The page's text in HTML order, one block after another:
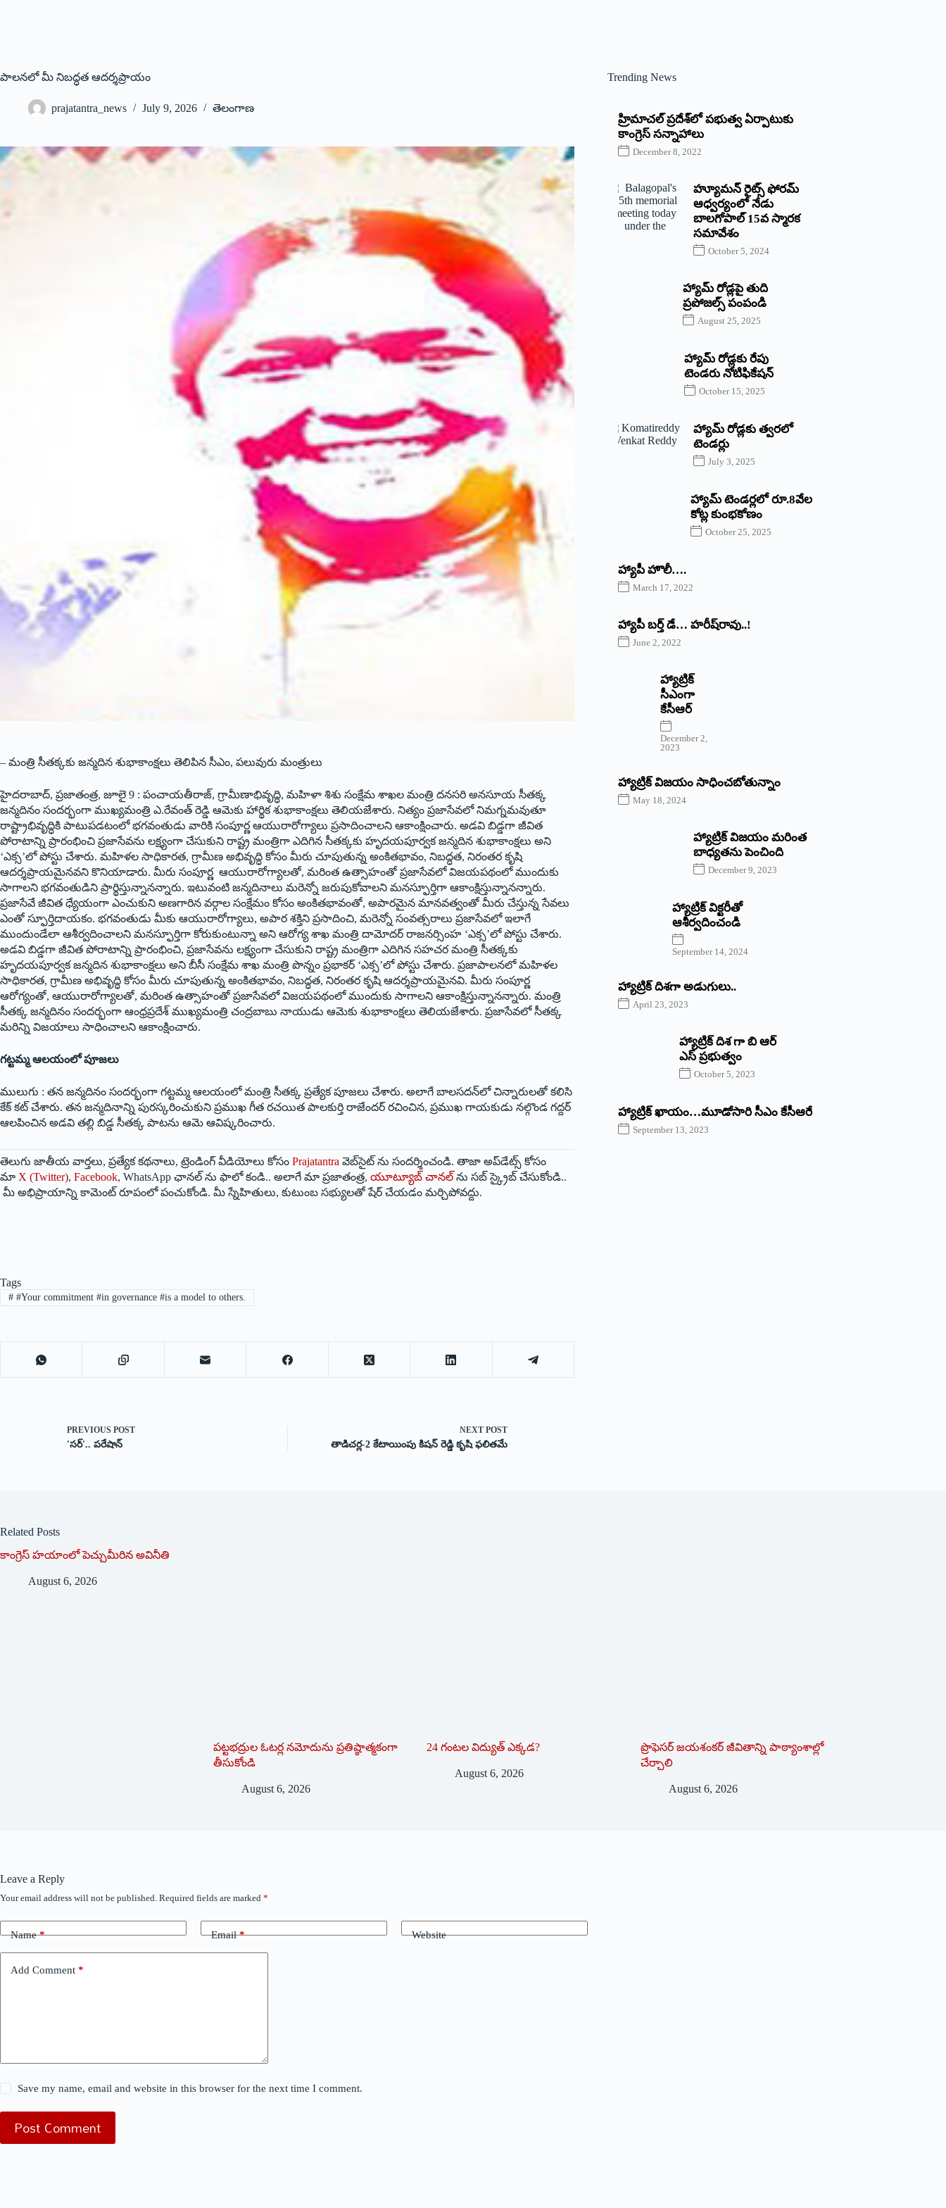
పాలనలో మీ నిబద్ధత ఆదర్శప్రాయం
prajatantra_news July 9, 2026 తెలంగాణ
– మంత్రి సీతక్కకు జన్మదిన శుభాకాంక్షలు తెలిపిన సీఎం, పలువురు మంత్రులు
హైదరాబాద్, ప్రజాతంత్ర, జూలై 9 : పంచాయతీరాజ్, గ్రామీణాభివృద్ధి, మహిళా శిశు సంక్షేమ శాఖల మంత్రి దనసరి అనసూయ సీతక్క
జన్మదినం సందర్భంగా ముఖ్యమంత్రి ఎ.రేవంత్ రెడ్డి ఆమెకు హార్థిక శుభాకాంక్షలు తెలియజేశారు. నిత్యం ప్రజాసేవలో నిమగ్నమవుతూ
రాష్ట్రాభివృద్ధికి పాటుపడటంలో భగవంతుడు వారికి సంపూర్ణ ఆయురారోగ్యాలు ప్రసాదించాలని ఆకాంక్షించారు. అడవి బిడ్డగా జీవిత
పోరాటాన్ని ప్రారంభించి ప్రజాసేవను లక్ష్యంగా చేసుకుని రాష్ట్ర మంత్రిగా ఎదిగిన సీతక్కకు హృదయపూర్వక జన్మదిన శుభాకాంక్షలు అని
‘ఎక్స’లో పోస్టు చేశారు. మహిళల సాధికారత, గ్రామీణ అభివృద్ధి కోసం మీరు చూపుతున్న అంకితభావం, నిబద్ధత, నిరంతర కృషి
ఆదర్శప్రాయమైనవని కొనియాడారు. మీరు సంపూర్ణ ఆయురారోగ్యాలతో, మరింత ఉత్సాహంతో ప్రజాసేవలో విజయపథంలో ముందుకు
సాగాలని భగవంతుడిని ప్రార్థిస్తున్నానన్నారు. ఇటువంటి జన్మదినాలు మరెన్నో జరుపుకోవాలని మనస్ఫూర్తిగా ఆకాంక్షిస్తున్నానన్నారు.
ప్రజాసేవే జీవిత ధ్యేయంగా ఎంచుకుని అణగారిన వర్గాల సంక్షేమం కోసం అంకితభావంతో, అపారమైన మానవత్వంతో మీరు చేస్తున్న సేవలు
ఎంతో స్ఫూర్తిదాయకం. భగవంతుడు మీకు ఆయురారోగ్యాలు, అపార శక్తిని ప్రసాదించి, మరెన్నో సంవత్సరాలు ప్రజాసేవలో ఇలాగే
ముందుండేలా ఆశీర్వదించాలని మనస్ఫూర్తిగా కోరుకుంటున్నా అని ఆరోగ్య శాఖ మంత్రి దామోదర్ రాజనర్సింహ ‘ఎక్స’లో పోస్టు చేశారు.
అడవి బిడ్డగా జీవిత పోరాటాన్ని ప్రారంభించి, ప్రజాసేవను లక్ష్యంగా చేసుకుని రాష్ట్ర మంత్రిగా ఎదిగిన సహచర మంత్రి సీతక్కకు
హృదయపూర్వక జన్మదిన శుభాకాంక్షలు అని బీసీ సంక్షేమ శాఖ మంత్రి పొన్నం ప్రభాకర్ ‘ఎక్స’లో పోస్టు చేశారు. ప్రజాపాలనలో మహిళల
సాధికారత, గ్రామీణ అభివృద్ధి కోసం మీరు చూపుతున్న అంకితభావం, నిబద్ధత, నిరంతర కృషి ఆదర్శప్రాయమైనవి. మీరు సంపూర్ణ
ఆరోగ్యంతో, ఆయురారోగ్యాలతో, మరింత ఉత్సాహంతో ప్రజాసేవలో విజయపథంలో ముందుకు సాగాలని ఆకాంక్షిస్తున్నానన్నారు. మంత్రి
సీతక్క జన్మదినం సందర్భంగా ఆంధ్రప్రదేశ్ ముఖ్యమంత్రి చంద్రబాబు నాయుడు ఆమెకు శుభాకాంక్షలు తెలియజేశారు. ప్రజాసేవలో సీతక్క
మరిన్ని విజయాలు సాధించాలని ఆకాంక్షించారు.
గట్టమ్మ ఆలయంలో పూజలు
ములుగు : తన జన్మదినం సందర్భంగా గట్టమ్మ ఆలయంలో మంత్రి సీతక్క ప్రత్యేక పూజలు చేశారు. అలాగే బాలసదన్‌లో చిన్నారులతో కలిసి
కేక్ కట్ చేశారు. తన జన్మదినాన్ని పురస్కరించుకుని ప్రముఖ గీత రచయిత పాలకుర్తి రాజేందర్ రచించిన, ప్రముఖ గాయకుడు నల్గొండ గద్దర్
ఆలపించిన అడవి తల్లి బిడ్డ సీతక్క పాటను ఆమె ఆవిష్కరించారు.
తెలుగు జాతీయ వార్తలు, ప్రత్యేక కథనాలు, ట్రెండింగ్ వీడియోలు కోసం Prajatantra వెబ్‌సైట్ ను సందర్శించండి. తాజా అప్‌డేట్స్ కోసం
మా X (Twitter), Facebook, WhatsApp ఛానల్ ను ఫాలో కండి.. అలాగే మా ప్రజాతంత్ర, యూట్యూబ్ చానల్ ను సబ్ స్క్రైబ్ చేసుకోండి..
మీ అభిప్రాయాన్ని కామెంట్ రూపంలో పంచుకోండి. మీ స్నేహితులు, కుటుంబ సభ్యులతో షేర్ చేయడం మర్చిపోవద్దు.
Tags
##Your commitment #in governance #is a model to others.
PREVIOUS POST
'సర్'.. పరేషాన్
NEXTPOST
తాడిచర్ల-2 కేటాయింపు కిషన్‌ ‌రెడ్డి కృషి ఫలితమే
Trending News
‌హ్రిమాచల్‌ ‌ప్రదేశ్‌లో పభుత్వ ఏర్పాటుకు
కాంగ్రెస్‌ ‌సన్నాహాలు
December 8, 2022
హ్యూమన్‌ రైట్స్‌ ఫోరమ్‌
ఆధ్వర్యంలో నేడు
బాలగోపాల్‌ 15వ స్మారక
సమావేశం
October 5, 2024
హ్యామ్‌ రోడ్లపై తుది
ప్రపోజల్స్‌ పంపండి
August 25, 2025
హ్యామ్‌ రోడ్లకు రేపు
టెండరు నోటిఫికేషన్‌
October 15, 2025
హ్యామ్‌ రోడ్లకు త్వరలో
టెండర్లు
July 3, 2025
హ్యామ్‌ ‌టెండర్లలో రూ.8వేల
కోట్ల కుంభకోణం
October 25, 2025
హ్యాపీ హొలీ….
March 17, 2022
హ్యాపీ బర్త్ ‌డే… హరీష్‌రావు..!
June 2, 2022
హ్యాట్రిక్‌
‌సీఎంగా
కేసీఆర్‌
December 2,
2023
హ్యాట్రిక్‌ విజయం సాధించబోతున్నాం
May 18, 2024
హ్యాట్రిక్ విజయం మరింత
బాధ్యతను పెంచింది
December 9, 2023
హ్యాట్రిక్‌ ‌విక్టరీతో
ఆశీర్వదించండి
September 14, 2024
‌హ్యాట్రిక్‌ ‌దిశగా అడుగులు..
April 23, 2023
హ్యాట్రిక్ దిశ గా బి ఆర్
ఎస్ ప్రభుత్వం
October 5, 2023
హ్యాట్రిక్‌ ‌ఖాయం…మూడోసారి సీఎం కేసీఆరే
September 13, 2023
Related Posts
కాంగ్రెస్ హయాంలో పెచ్చుమీరిన అవినీతి
August 6, 2026
పట్టభద్రుల ఓటర్ల నమోదును ప్రతిష్ఠాత్మకంగా
తీసుకోండి
August 6, 2026
24 గంటల విద్యుత్ ఎక్కడ?
August 6, 2026
ప్రొఫెసర్ జయశంకర్ జీవితాన్ని పాఠ్యాంశాల్లో
చేర్చాలి
August 6, 2026
Leave a Reply
Your email address will not be published. Required fields are marked *
Name* Email* Website
Add Comment *
Save my name, email and website in this browser for the next time I comment.
Post Comment